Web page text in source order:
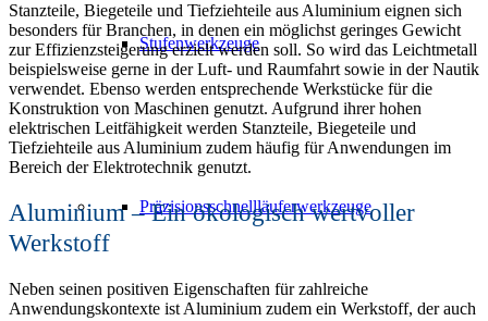
Stufenwerkzeuge
Präzisionsschnellläuferwerkzeuge
Stanzteile, Biegeteile und Tiefziehteile aus Aluminium eignen sich
besonders für Branchen, in denen ein möglichst geringes Gewicht
zur Effizienzsteigerung erzielt werden soll. So wird das Leichtmetall
beispielsweise gerne in der Luft- und Raumfahrt sowie in der Nautik
verwendet. Ebenso werden entsprechende Werkstücke für die
Konstruktion von Maschinen genutzt. Aufgrund ihrer hohen
elektrischen Leitfähigkeit werden Stanzteile, Biegeteile und
Tiefziehteile aus Aluminium zudem häufig für Anwendungen im
Bereich der Elektrotechnik genutzt.
Aluminium – Ein ökologisch wertvoller
Werkstoff
Neben seinen positiven Eigenschaften für zahlreiche
Anwendungskontexte ist Aluminium zudem ein Werkstoff, der auch